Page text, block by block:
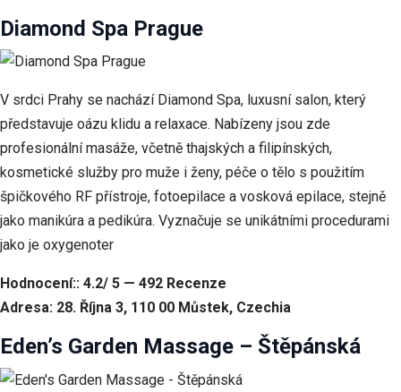
Diamond Spa Prague
V srdci Prahy se nachází Diamond Spa, luxusní salon, který
představuje oázu klidu a relaxace. Nabízeny jsou zde
profesionální masáže, včetně thajských a filipínských,
kosmetické služby pro muže i ženy, péče o tělo s použitím
špičkového RF přístroje, fotoepilace a vosková epilace, stejně
jako manikúra a pedikúra. Vyznačuje se unikátními procedurami
jako je oxygenoter
Hodnocení:: 4.2/ 5 — 492 Recenze
Adresa: 28. Října 3, 110 00 Můstek, Czechia
Eden’s Garden Massage – Štěpánská